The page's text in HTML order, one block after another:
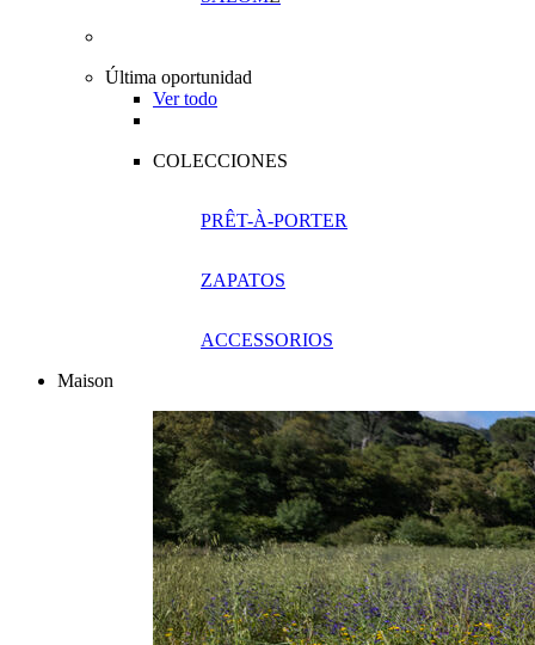
Última oportunidad
Ver todo
COLECCIONES
PRÊT-À-PORTER
ZAPATOS
ACCESSORIOS
Maison